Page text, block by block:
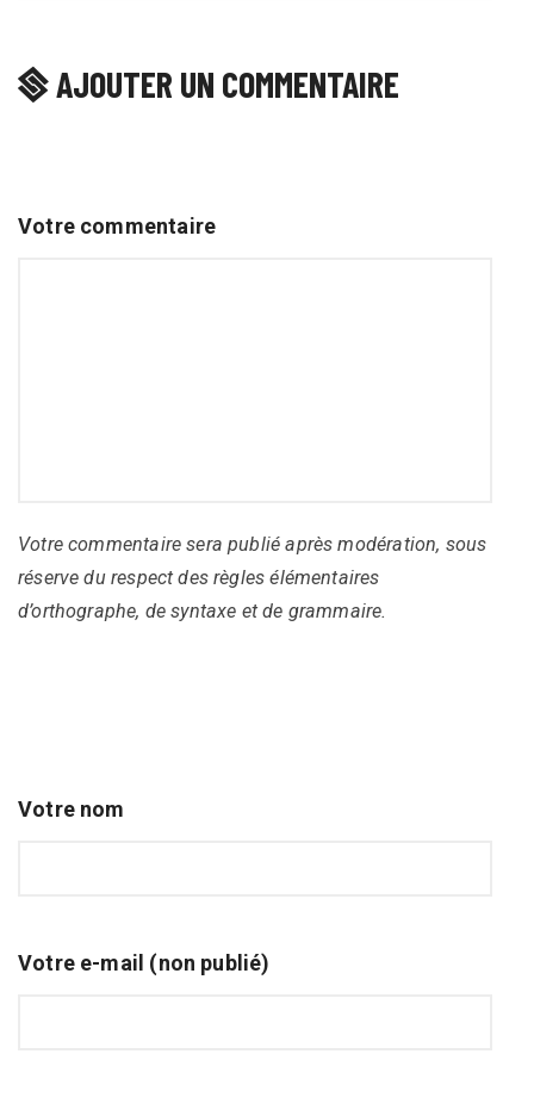
AJOUTER UN COMMENTAIRE
Votre commentaire
Votre commentaire sera publié après modération, sous
réserve du respect des règles élémentaires
d’orthographe, de syntaxe et de grammaire.
Votre nom
Votre e-mail (non publié)